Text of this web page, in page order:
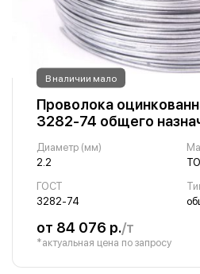
В наличии мало
Проволока
3282-74 общего
Диаметр (мм)
2.2
ТО
ГОСТ
3282-74
от 84 076 р./т
*актуальная цена по запросу